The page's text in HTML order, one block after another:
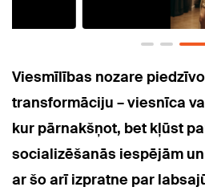
Viesmīlības nozare
transformāciju – viesnīca
kur pārnakšņot, bet kļūst
socializēšanās iespējām
ar šo arī izpratne par